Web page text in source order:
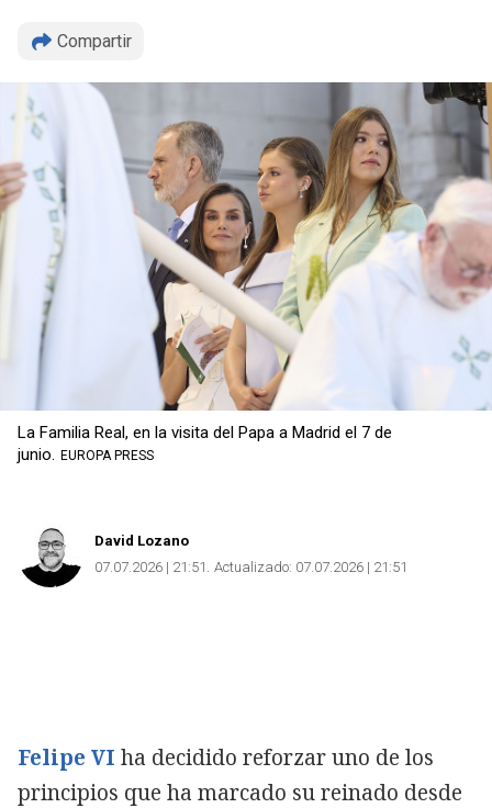
Compartir
Copiar
La Familia Real, en la visita del Papa a Madrid el 7 de
junio. EUROPA PRESS
David Lozano
07.07.2026 | 21:51 Actualizado: 07.07.2026 | 21:51
Felipe VI ha decidido reforzar uno de los
principios que ha marcado su reinado desde